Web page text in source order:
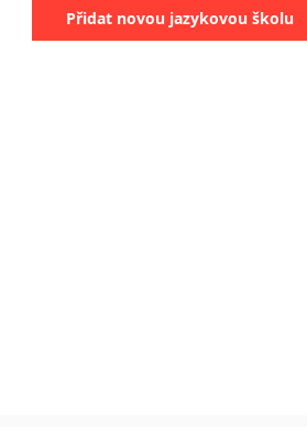
Přidat novou jazykovou školu